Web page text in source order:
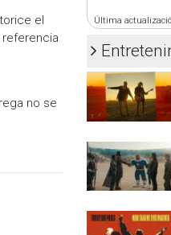
el
referencia
no se
Última